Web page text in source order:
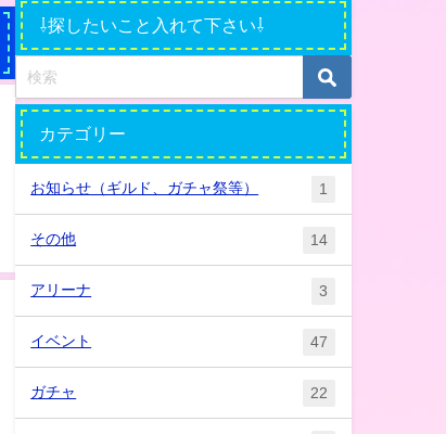
⇩探したいこと入れて下さい⇩
カテゴリー
お知らせ（ギルド、ガチャ祭等） 1
その他 14
アリーナ 3
イベント 47
ガチャ 22